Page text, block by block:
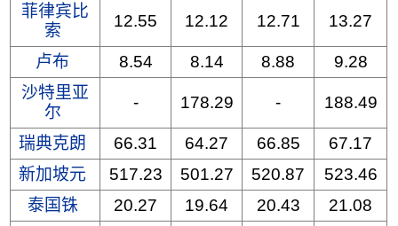
菲律宾比
索
12.55 12.12 12.71 13.27
卢布 8.54 8.14 8.88
9.28
沙特里亚
尔
- 178.29 - 188.49
瑞典克朗 66.31 64.27 66.85
67.17
新加坡元
517.23 501.27 520.87
523.46
泰国铢
20.27 19.64 20.43
21.08